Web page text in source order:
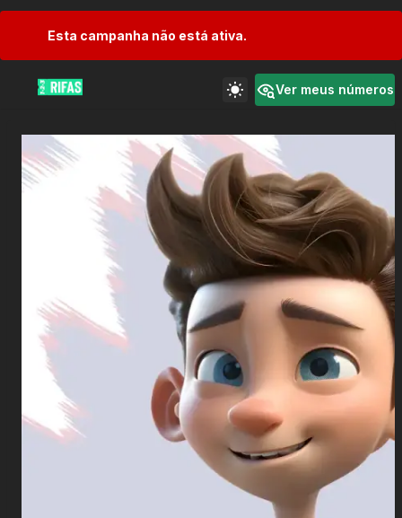
Esta campanha não está ativa.
Ver meus números